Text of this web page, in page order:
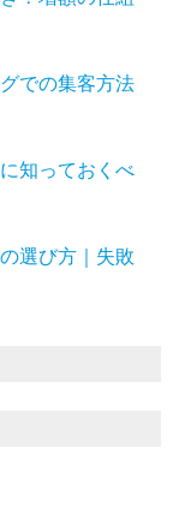
での集客方法
知っておくべ
選び方｜失敗